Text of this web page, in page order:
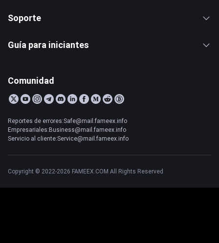
Soporte
Guía para iniciantes
Comunidad
Reportes de errores:Safe@mail.fameex.info
Empresariales:Business@mail.fameex.info
Servicio al cliente:Service@mail.fameex.info
Copyright © 2022-2026 FAMEEX.COM All Rights Reserved